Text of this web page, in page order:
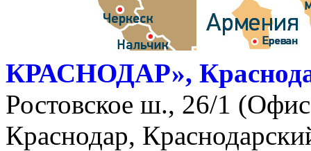
КРАСНОДАР»,
Ростовское ш., 26/1
Краснодар,